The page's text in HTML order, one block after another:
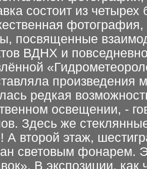
состоит из
посвященные
ВДНХ и
произведения
редкая
освещении, -
Здесь же
А второй этаж,
световым фонарем.
В экспозиции, как